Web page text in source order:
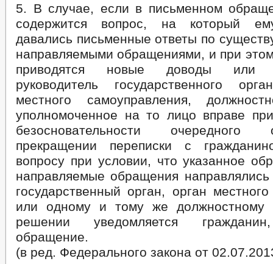
5. В случае, если в письменном
содержится вопрос, на который
давались письменные ответы по
направляемыми обращениями, и при
приводятся новые доводы или
руководитель государственного
местного самоуправления,
уполномоченное на то лицо вправе
безосновательности
прекращении переписки с
вопросу при условии, что указанное
направляемые обращения
государственный орган, орган
или одному и тому же
решении уведомляется
обращение.
(в ред. Федерального закона от